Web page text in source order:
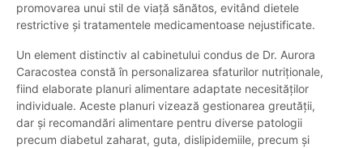
promovarea unui stil de viață sănătos, evitând dietele
restrictive și tratamentele medicamentoase nejustificate.
Un element distinctiv al cabinetului condus de Dr. Aurora
Caracostea constă în personalizarea sfaturilor nutriționale,
fiind elaborate planuri alimentare adaptate necesităților
individuale. Aceste planuri vizează gestionarea greutății,
dar și recomandări alimentare pentru diverse patologii
precum diabetul zaharat, guta, dislipidemiile, precum și